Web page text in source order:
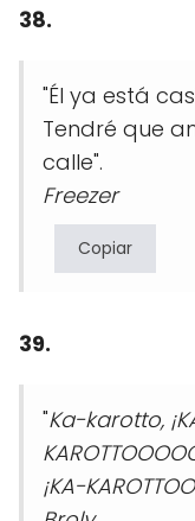
38.
"Él ya está
Tendré que
calle".
Freezer
Copiar
39.
"Ka-karotto,
¡KA-